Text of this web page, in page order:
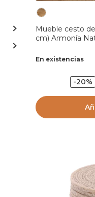
Mueble cesto
cm) Armonía
En existencias
-20%